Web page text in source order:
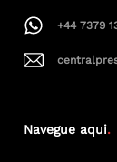
+44 7379
Navegue aqui.